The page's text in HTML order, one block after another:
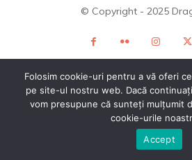
© Copyright - 2025
Folosim cookie-uri pentru a vă oferi
pe site-ul nostru web. Dacă
vom presupune că sunteți mulțumit
cookie-urile
Accept